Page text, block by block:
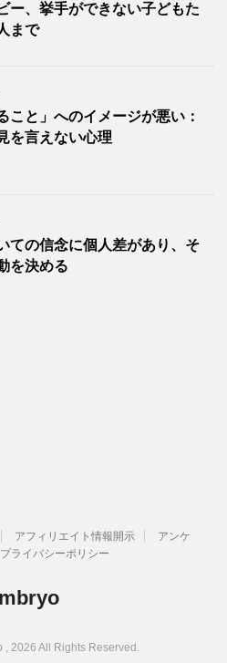
ー、挙手ができない子どもた
まで
こと」へのイメージが悪い：
を言えない心理
ての信念に個人差があり、そ
を決める
アフィリエイト情報開示
アンケ
プライバシーポリシー
2026 All Rights Reserved.